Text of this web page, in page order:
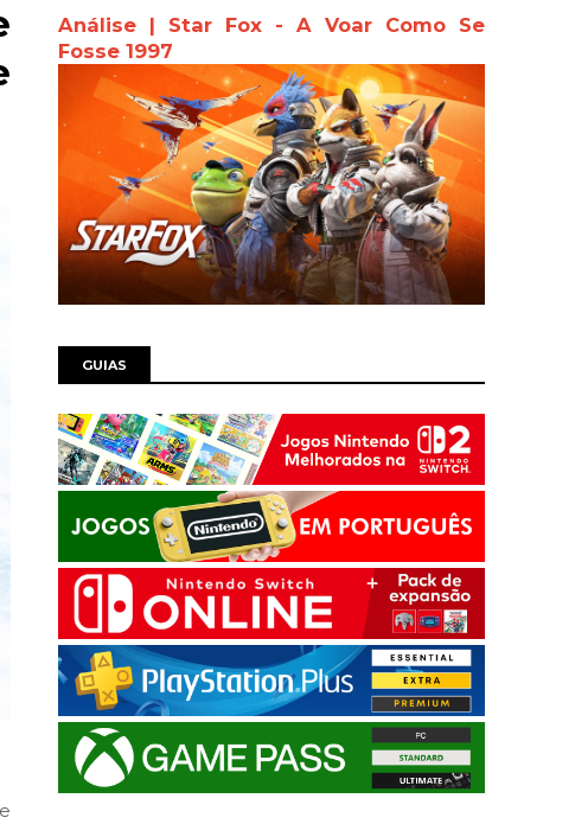
Análise | Star Fox - A Voar Como Se
Fosse 1997
GUIAS